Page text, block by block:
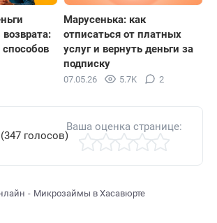
Марусенька: как
отписаться от платных
услуг и вернуть деньги за
подписку
07.05.26 5.7K 2
голосов)
Ваша оценка странице:
Микрозаймы в Хасавюрте